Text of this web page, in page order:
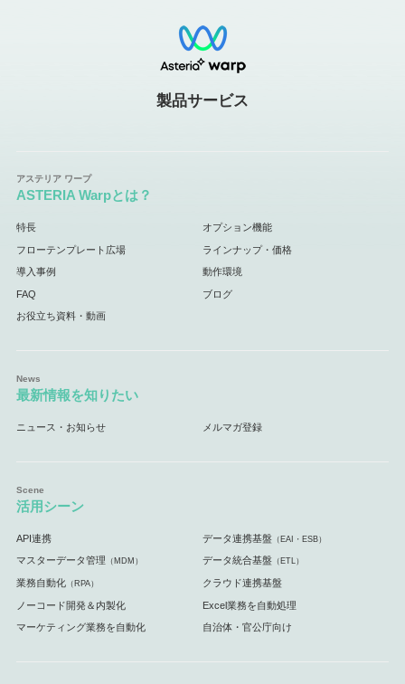
製品サービス
ASTERIA Warpとは？
特長 オプション機能
フローテンプレート広場 ラインナップ・価格
導入事例 動作環境
FAQ ブログ
お役立ち資料・動画
最新情報を知りたい
ニュース・お知らせ メルマガ登録
活用シーン
API連携 データ連携基盤 （EAI・ESB）
マスターデータ管理 （MDM） データ統合基盤 （ETL）
業務自動化（RPA） クラウド連携基盤
ノーコード開発＆内製化 Excel業務を自動処理
マーケティング業務を自動化 自治体・官公庁向け